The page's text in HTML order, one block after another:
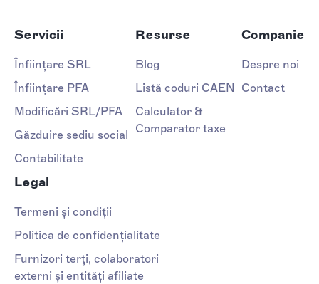
Servicii
Înființare SRL
Înființare PFA
Modificări SRL/PFA
Găzduire sediu social
Contabilitate
Resurse
Blog
Listă coduri CAEN
Calculator &
Comparator taxe
Companie
Despre noi
Contact
Legal
Termeni și condiții
Politica de confidențialitate
Furnizori terți, colaboratori
externi și entități afiliate